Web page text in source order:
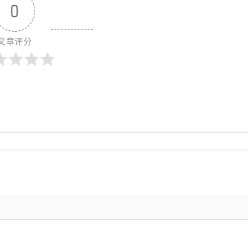
0
章评分